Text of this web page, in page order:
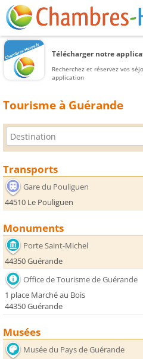
Télécharger notre
Recherchez et réservez vos
application
Tourisme à Guérande
Transports
Gare du Pouliguen
44510 Le Pouliguen
Monuments
Porte Saint-Michel
44350 Guérande
Office de Tourisme de Guérande
1 place Marché au Bois
44350 Guérande
Musées
Musée du Pays de Guérande